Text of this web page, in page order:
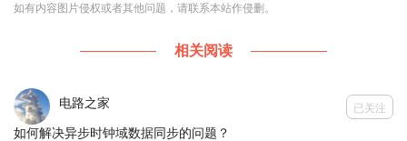
截止状态下，
和发射极互不相通。
如有内容图片侵权或者其他问题，请联系本站作侵删。
相关阅读
电路之家 已关注
如何解决异步时钟域数据同步的问题？